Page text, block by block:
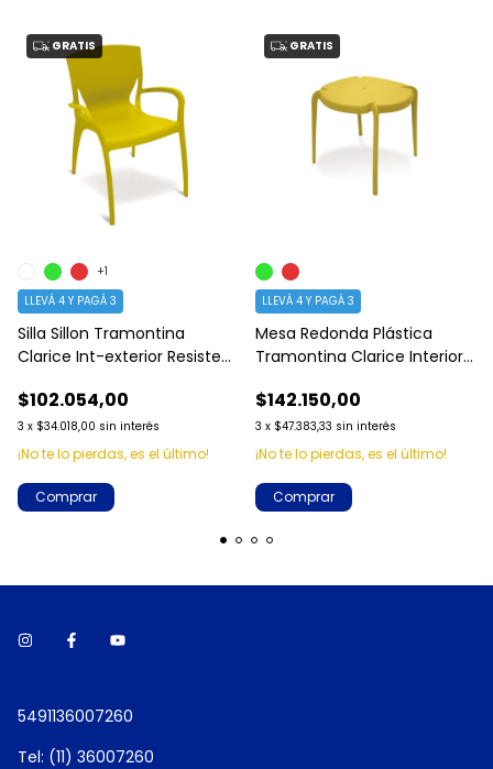
GRATIS
Silla Sillon Tramontina
Clarice Int-exterior Resiste
$102.054,00
3 x $34.018,00 sin interés
LLEVÁ 4 Y PAGÁ 3
¡No te lo pierdas, es el último!
+1
Comprar
GRATIS
Mesa Redonda Plástica
Tramontina Clarice Interior
$142.150,00
3 x $47.383,33 sin interés
LLEVÁ 4 Y PAGÁ 3
¡No te lo pierdas, es el último!
Comprar
5491136007260
Tel: (11) 36007260